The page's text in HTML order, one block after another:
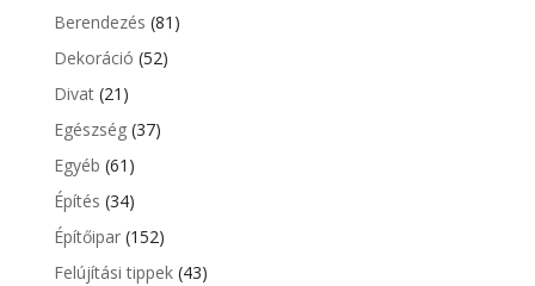
Berendezés (81)
Dekoráció (52)
Divat(21)
Egészség(37)
Egyéb (61)
Építés (34)
Építőipar(152)
Felújítási tippek(43)